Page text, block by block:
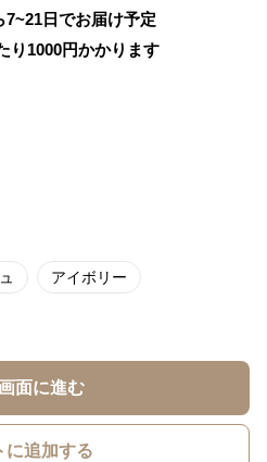
7~21日でお届け予定
り 1000円かかります
アイボリー
面に進む
に追加する